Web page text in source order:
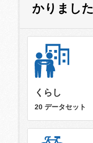
かりました
くらし
20 データセット